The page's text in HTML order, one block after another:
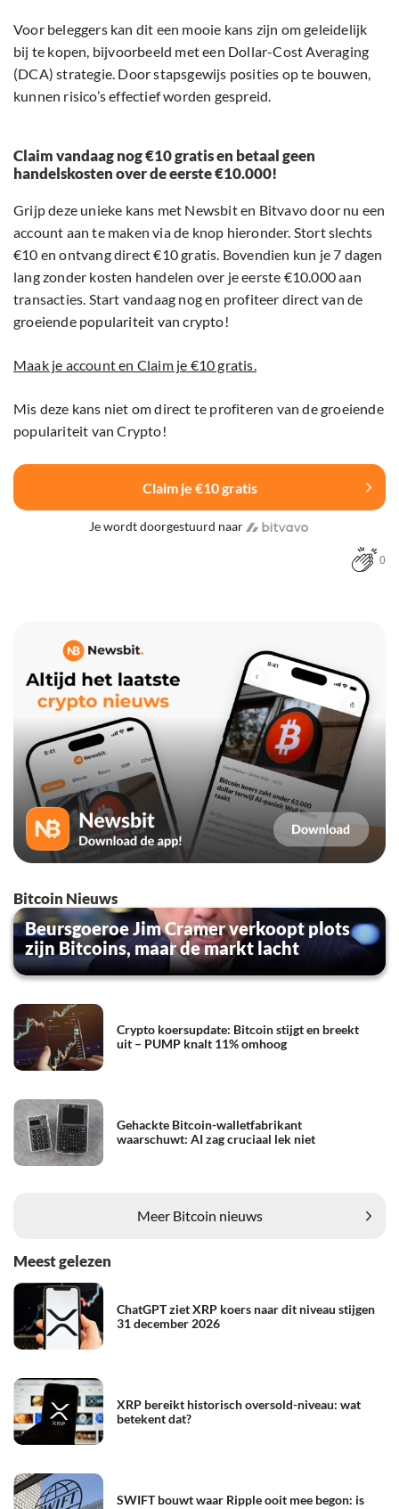
Voor beleggers kan dit een mooie kans zijn om geleidelijk
bij te kopen, bijvoorbeeld met een Dollar-Cost Averaging
(DCA) strategie. Door stapsgewijs posities op te bouwen,
kunnen risico’s effectief worden gespreid.
Claim vandaag nog €10 gratis en betaal geen
handelskosten over de eerste €10.000!
Grijp deze unieke kans met Newsbit en Bitvavo door nu een
account aan te maken via de knop hieronder. Stort slechts
€10 en ontvang direct €10 gratis. Bovendien kun je 7 dagen
lang zonder kosten handelen over je eerste €10.000 aan
transacties. Start vandaag nog en profiteer direct van de
groeiende populariteit van crypto!
Maak je account en Claim je €10 gratis.
Mis deze kans niet om direct te profiteren van de groeiende
populariteit van Crypto!
Claim je €10 gratis
Je wordt doorgestuurd naar
0
Bitcoin Nieuws
Beursgoeroe Jim Cramer verkoopt plots
zijn Bitcoins, maar de markt lacht
Crypto koersupdate: Bitcoin stijgt en breekt
uit – PUMP knalt 11% omhoog
Gehackte Bitcoin-walletfabrikant
waarschuwt: AI zag cruciaal lek niet
Meer Bitcoin nieuws
Meest gelezen
ChatGPT ziet XRP koers naar dit niveau stijgen
31 december 2026
XRP bereikt historisch oversold-niveau: wat
betekent dat?
SWIFT bouwt waar Ripple ooit mee begon: is